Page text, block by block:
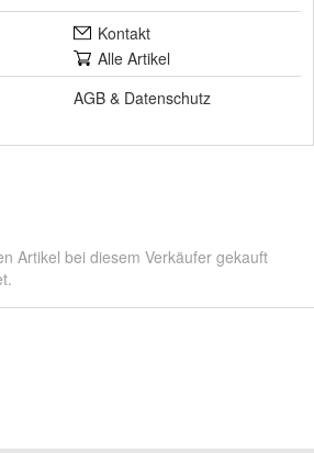
Kontakt
Alle Artikel
AGB & Datenschutz
Artikel bei diesem Verkäufer gekauft